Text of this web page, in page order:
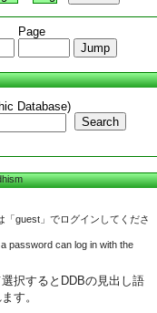
Page
Database)
Search
「guest」でログインしてくださ
password can log in with the
択するとDDBの見出し語
す。